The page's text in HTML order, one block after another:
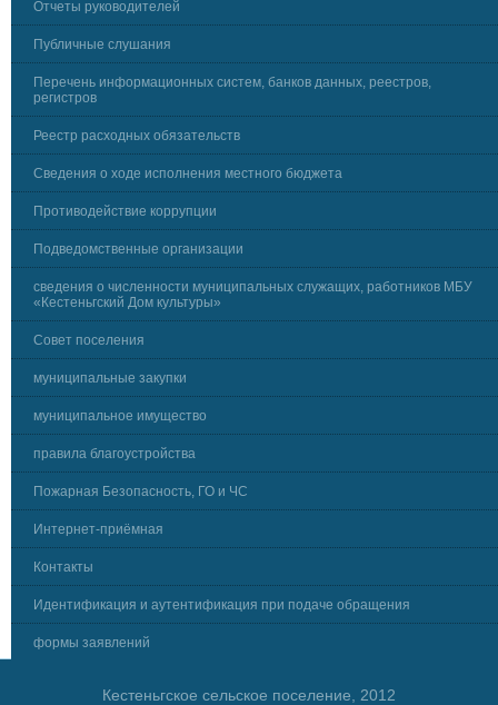
Отчеты руководителей
Публичные слушания
Перечень информационных систем, банков данных, реестров,
регистров
Реестр расходных обязательств
Сведения о ходе исполнения местного бюджета
Противодействие коррупции
Подведомственные организации
сведения о численности муниципальных служащих, работников МБУ
«Кестеньгский Дом культуры»
Совет поселения
муниципальные закупки
муниципальное имущество
правила благоустройства
Пожарная Безопасность, ГО и ЧС
Интернет-приёмная
Контакты
Идентификация и аутентификация при подаче обращения
формы заявлений
Кестеньгское сельское поселение, 2012